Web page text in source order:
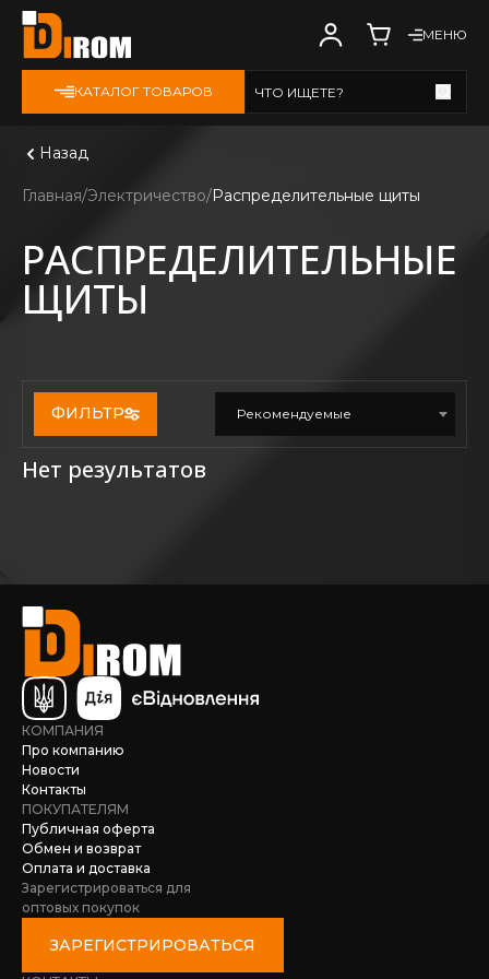
МЕНЮ
КАТАЛОГ ТОВАРОВ ЧТО ИЩЕТЕ?
Назад
Главная Электричество Распределительные щиты
РАСПРЕДЕЛИТЕЛЬНЫЕ
ЩИТЫ
ФИЛЬТР Рекомендуемые
Нет результатов
КОМПАНИЯ
Про компанию
Новости
Контакты
ПОКУПАТЕЛЯМ
Публичная оферта
Обмен и возврат
Оплата и доставка
Зарегистрироваться для
оптовых покупок
ЗАРЕГИСТРИРОВАТЬСЯ